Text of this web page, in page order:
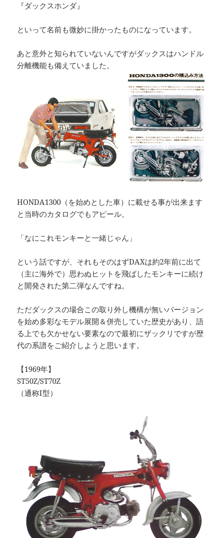
『ダックスホンダ』
といって名前も微妙に掛かったものになっています。
あと意外と知られていないんですがダックスはハンドル
分離機能も備えていました。
HONDA1300（を始めとした車）に載せる事が出来ます
と当時のカタログでもアピール。
「なにこれモンキーと一緒じゃん」
という話ですが、それもそのはずDAXは約2年前に出て
（主に海外で）思わぬヒットを飛ばしたモンキーに続け
と開発された第二弾なんですね。
ただダックスの場合この取り外し機構が無いバージョン
を始め多彩なモデル展開＆併売していた歴史があり、語
る上でも欠かせない要素なので最初にザックリですが歴
代の系譜をご紹介しようと思います。
【1969年】
ST50Z/ST70Z
（通称I型）